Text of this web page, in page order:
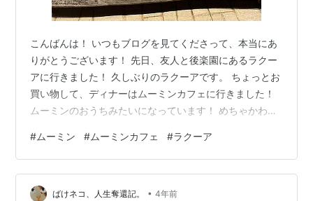
こんばんは！ いつもブログを見てくださって、本当にあ
りがとうございます！ 先日、友人と後楽園にあるラクー
アに行きました！ 久しぶりのラクーアです。 ちょっとお
買い物して、ディナーはムーミンカフェに行きました！
ムーミンのおうちみたいになっています！ めちゃかわい
ごく可愛い💛 こんなにかわいくて素敵なお店だし、予約
しないとなかなか入れないほどなのに。 12月25日で閉店
してしまうようです。 とっても残念ですね。。 お料理は
どれも美味しそうだし、ムーミンのキャラクターたちも
#ムーミン #ムーミンカフェ #ラクーア
ばけネコ、人生奪還記。 • 4年前